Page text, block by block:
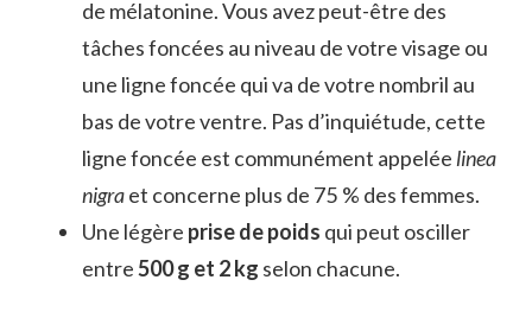
de mélatonine. Vous avez peut-être des
tâches foncées au niveau de votre visage ou
une ligne foncée qui va de votre nombril au
bas de votre ventre. Pas d’inquiétude, cette
ligne foncée est communément appelée linea
nigraet concerne plus de 75 % des femmes.
Une légère prise de poids qui peut osciller
entre500 g et 2 kg selon chacune.